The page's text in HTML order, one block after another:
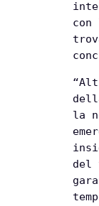
la
del